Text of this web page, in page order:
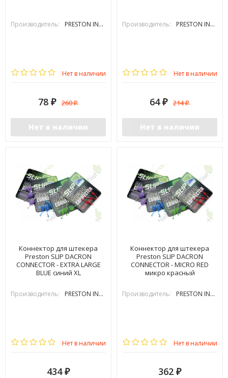
Производитель: PRESTON INOVATIONS
Нет в наличии
78 ₽ 260₽
Нет в наличии
Производитель: PRESTON INOVATIONS
Нет в наличии
64 ₽ 214₽
Нет в наличии
Коннектор для штекера
Preston SLIP DACRON
CONNECTOR - EXTRA LARGE
BLUE синий XL
Производитель: PRESTON INOVATIONS
Нет в наличии
434 ₽
Коннектор для штекера
Preston SLIP DACRON
CONNECTOR - MICRO RED
микро красный
Производитель: PRESTON INOVATIONS
Нет в наличии
362 ₽